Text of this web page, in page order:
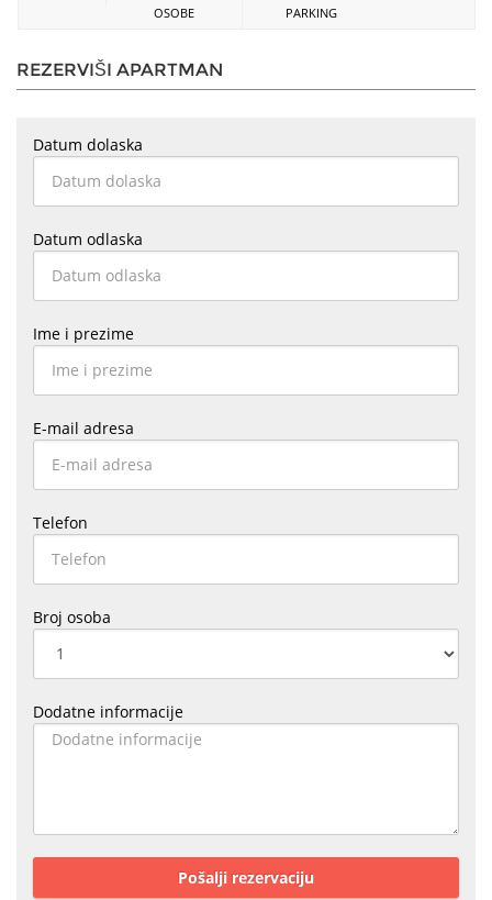
OSOBE PARKING
REZERVIŠI APARTMAN
Datum dolaska
Datum odlaska
Ime i prezime
E-mail adresa
Telefon
Broj osoba
Dodatne informacije
Pošalji rezervaciju